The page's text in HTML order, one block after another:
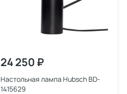
24 250 ₽
Настольная лампа Hubsch BD-
1415629